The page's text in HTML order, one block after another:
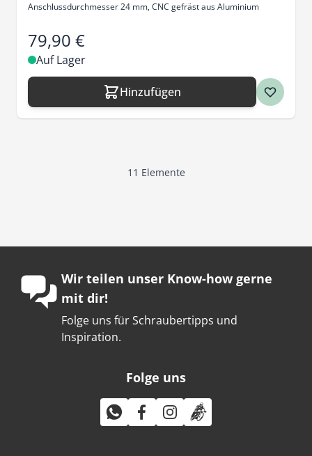
Anschlussdurchmesser 24 mm, CNC gefräst aus Aluminium
79,90 €
Auf Lager
Hinzufügen
11 Elemente
Wir teilen unser Know-how gerne
mit dir!
Folge uns für Schraubertipps und
Inspiration.
Folge uns